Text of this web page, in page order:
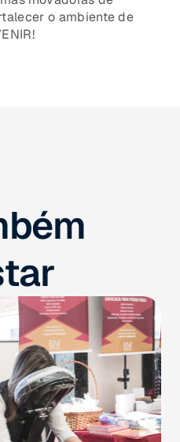
o ambiente de